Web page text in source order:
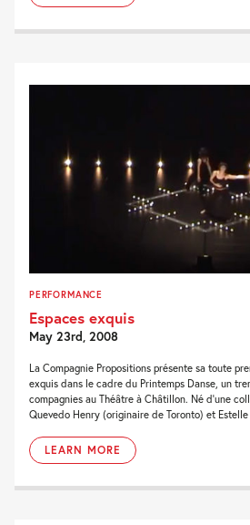
PERFORMANCE
Espaces exquis
May 23rd, 2008
La Compagnie Propositions présente sa toute
exquis dans le cadre du Printemps Danse, un
compagnies au Théâtre à Châtillon. Né d’une
Quevedo Henry (originaire de Toronto) et
LEARN MORE